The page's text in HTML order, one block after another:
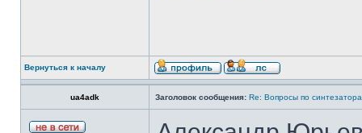
Вернуться к началу
ua4adk Заголовок сообщения: Re: Вопросы по